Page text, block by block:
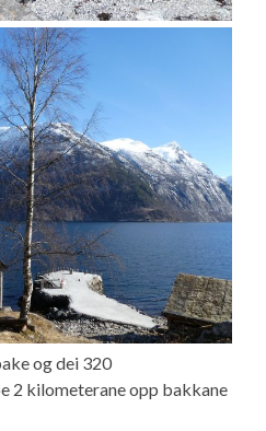
og dei 320
2 kilometerane opp bakkane